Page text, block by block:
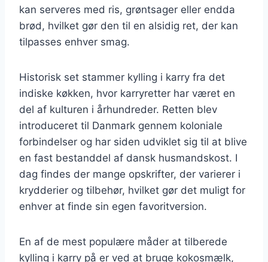
kan serveres med ris, grøntsager eller endda
brød, hvilket gør den til en alsidig ret, der kan
tilpasses enhver smag.
Historisk set stammer kylling i karry fra det
indiske køkken, hvor karryretter har været en
del af kulturen i århundreder. Retten blev
introduceret til Danmark gennem koloniale
forbindelser og har siden udviklet sig til at blive
en fast bestanddel af dansk husmandskost. I
dag findes der mange opskrifter, der varierer i
krydderier og tilbehør, hvilket gør det muligt for
enhver at finde sin egen favoritversion.
En af de mest populære måder at tilberede
kylling i karry på er ved at bruge kokosmælk,